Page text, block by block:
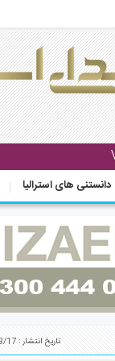
دانستنی های استرالیا
تاریخ انتشار : 1404/08/17 - 4:25